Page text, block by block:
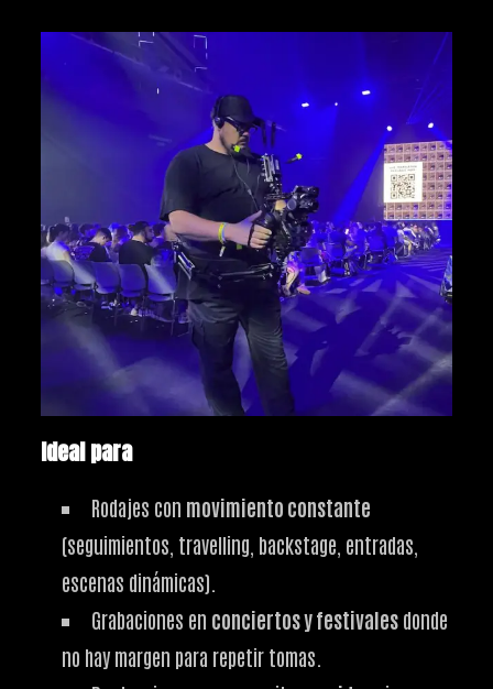
Ideal para
Rodajes con movimiento constante
(seguimientos, travelling, backstage, entradas,
escenas dinámicas).
Grabaciones en conciertos y festivalesdonde
no hay margen para repetir tomas.